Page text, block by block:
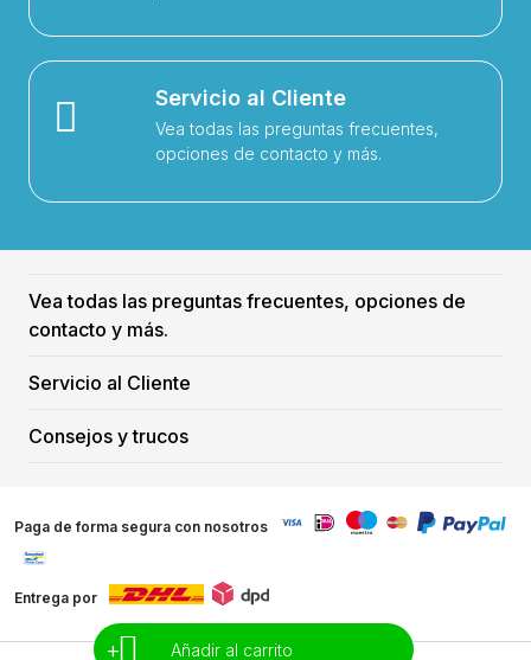
+ Añadir al carrito
Servicio al Cliente
Vea todas las preguntas frecuentes,
opciones de contacto y más.
Vea todas las preguntas frecuentes, opciones de
contacto y más.
Servicio al Cliente
Consejos y trucos
Paga de forma segura con nosotros
Entrega por